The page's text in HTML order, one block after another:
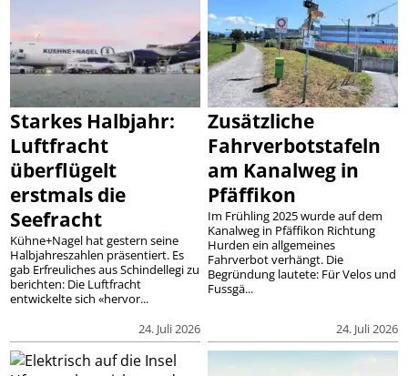
Starkes Halbjahr:
Luftfracht
überflügelt
erstmals die
Seefracht
24. Juli 2026
Kühne+Nagel hat gestern seine
Halbjahreszahlen präsentiert. Es
gab Erfreuliches aus Schindellegi zu
berichten: Die Luftfracht
entwickelte sich «hervor...
Zusätzliche
Fahrverbotstafeln
am Kanalweg in
Pfäffikon
24. Juli 2026
Im Frühling 2025 wurde auf dem
Kanalweg in Pfäffikon Richtung
Hurden ein allgemeines
Fahrverbot verhängt. Die
Begründung lautete: Für Velos und
Fussgä...